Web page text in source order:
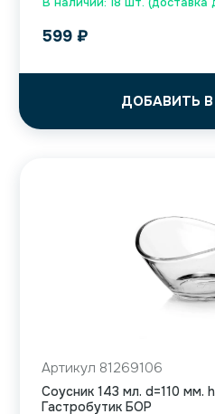
599 ₽
ДОБАВИТЬ
Артикул 81269106
Соусник 143 мл. d=110 мм.
Гастробутик БОР